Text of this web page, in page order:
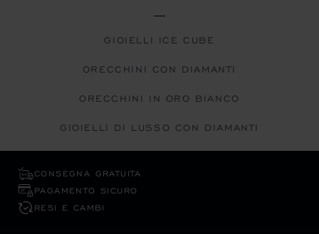
GIOIELLI ICE CUBE
ORECCHINI CON DIAMANTI
ORECCHINI IN ORO BIANCO
GIOIELLI DI LUSSO CON DIAMANTI
CONSEGNA GRATUITA
PAGAMENTO SICURO
RESI E CAMBI